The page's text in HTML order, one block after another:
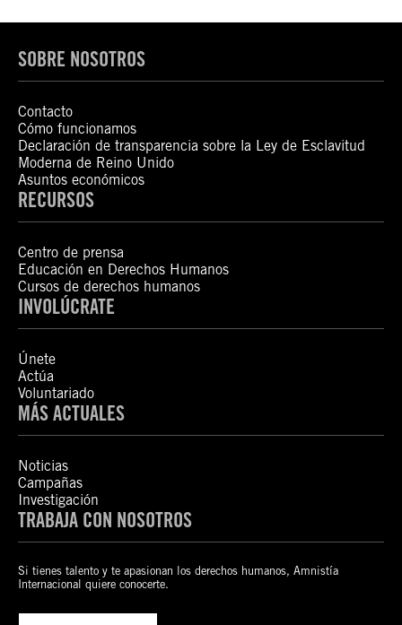
SOBRE NOSOTROS
Contacto
Cómo funcionamos
Declaración de transparencia sobre la Ley de Esclavitud
Moderna de Reino Unido
Asuntos económicos
RECURSOS
Centro de prensa
Educación en Derechos Humanos
Cursos de derechos humanos
INVOLÚCRATE
Únete
Actúa
Voluntariado
MÁS ACTUALES
Noticias
Campañas
Investigación
TRABAJA CON NOSOTROS
Si tienes talento y te apasionan los derechos humanos, Amnistía
Internacional quiere conocerte.